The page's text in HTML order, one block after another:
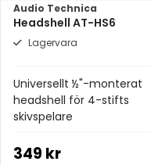
Audio Technica
Headshell AT-HS6
Lagervara
Universellt ½"-monterat
headshell för 4-stifts
skivspelare
349 kr